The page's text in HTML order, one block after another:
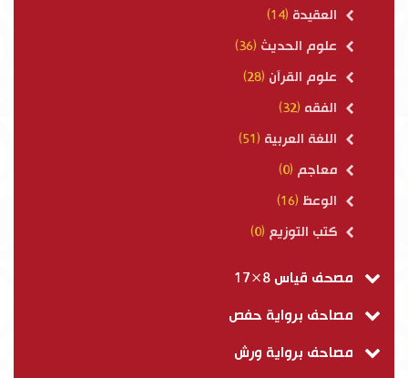
العقيدة (14)
علوم الحديث (36)
علوم القرآن (28)
الفقه (32)
اللغة العربية (51)
معاجم (0)
الوعظ (16)
كتب التوزيع (0)
مصحف قياس 8×17
مصاحف برواية حفص
مصاحف برواية ورش